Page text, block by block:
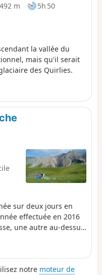
m
5h 50
la vallée du
mais qu'il serait
des Quirlies.
sur deux jours en
effectuée en 2016
une autre au-dessus
issu de ma montre
ce qui explique les
notre moteur de